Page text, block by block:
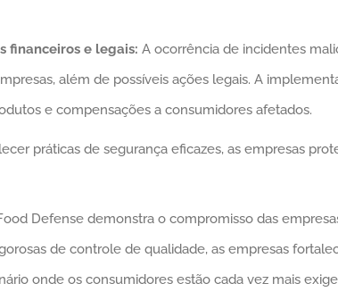
financeiros e legais: A ocorrência de incidentes
além de possíveis ações legais. A
e compensações a consumidores afetados.
práticas de segurança eficazes, as empresas
Defense demonstra o compromisso das
de controle de qualidade, as empresas
onde os consumidores estão cada vez mais